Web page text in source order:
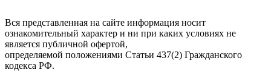
Вся представленная на сайте информация носит
ознакомительный характер и ни при каких условиях не
является публичной офертой,
определяемой положениями Статьи 437(2) Гражданского
кодекса РФ.